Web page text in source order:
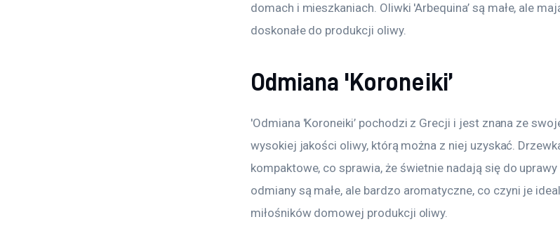
domach i mieszkaniach. Oliwki 'Arbequina’ są małe, ale
doskonałe do produkcji oliwy.
Odmiana 'Koroneiki’
'Odmiana 'Koroneiki’ pochodzi z Grecji i jest znana ze
wysokiej jakości oliwy, którą można z niej uzyskać.
kompaktowe, co sprawia, że świetnie nadają się do
odmiany są małe, ale bardzo aromatyczne, co czyni je
miłośników domowej produkcji oliwy.